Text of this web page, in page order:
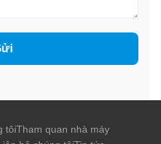
tôiTham quan nhà máy